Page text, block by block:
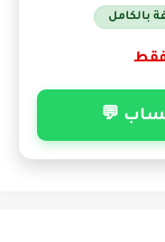
بالكامل
فقط
💬